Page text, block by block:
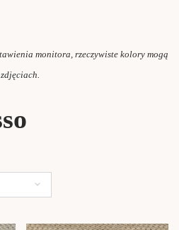
monitora, rzeczywiste kolory mogą